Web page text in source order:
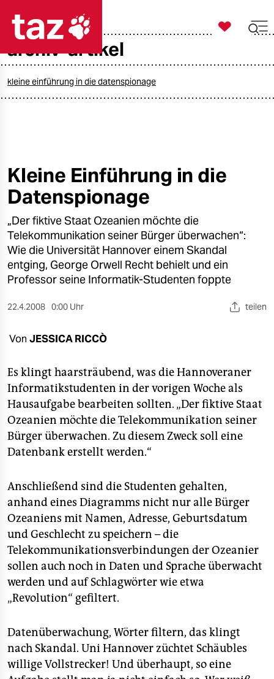
taz zahl ich
öko
gesellschaft
kultur
sport
berlin
nord
wahrheit
verlag
veranstaltungen
shop
fragen & hilfe
unterstützen
abo
genossenschaft
epaper login

taz zahl ich
archiv-artikel
kleine einführung in die datenspionage
Kleine Einführung in die
Datenspionage
„Der fiktive Staat Ozeanien möchte die
Telekommunikation seiner Bürger überwachen“:
Wie die Universität Hannover einem Skandal
entging, George Orwell Recht behielt und ein
Professor seine Informatik-Studenten foppte
22.4.2008 0:00 Uhr teilen
Von JESSICA RICCÒ
Es klingt haarsträubend, was die Hannoveraner
Informatikstudenten in der vorigen Woche als
Hausaufgabe bearbeiten sollten. „Der fiktive Staat
Ozeanien möchte die Telekommunikation seiner
Bürger überwachen. Zu diesem Zweck soll eine
Datenbank erstellt werden.“
Anschließend sind die Studenten gehalten,
anhand eines Diagramms nicht nur alle Bürger
Ozeaniens mit Namen, Adresse, Geburtsdatum
und Geschlecht zu speichern – die
Telekommunikationsverbindungen der Ozeanier
sollen auch noch in Daten und Sprache überwacht
werden und auf Schlagwörter wie etwa
„Revolution“ gefiltert.
Datenüberwachung, Wörter filtern, das klingt
nach Skandal. Uni Hannover züchtet Schäubles
willige Vollstrecker! Und überhaupt, so eine